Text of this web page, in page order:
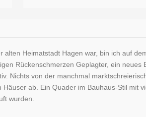
Heimatstadt Hagen war, bin ich auf
Rückenschmerzen Geplagter, ein neues
Nichts von der manchmal
ab. Ein Quader im Bauhaus-Stil mit
wurden.